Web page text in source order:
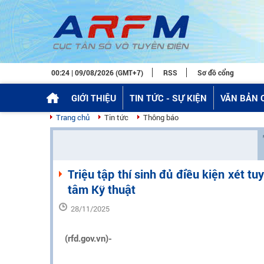
00:24 | 09/08/2026 (GMT+7) RSS Sơ đồ cổng
GIỚI THIỆU TIN TỨC - SỰ KIỆN VĂN BẢN
Trang chủ Tin tức Thông báo
Triệu tập thí sinh đủ điều kiện xét
tâm Kỹ thuật
28/11/2025
(rfd.gov.vn)-